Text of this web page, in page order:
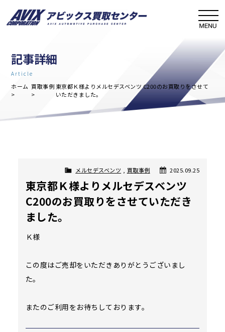
記事詳細
Article
ホーム 買取事例 東京都Ｋ様よりメルセデスベンツ C200のお買取りをさせて
いただきました。
2025.09.25
メルセデスベンツ 買取事例
東京都Ｋ様よりメルセデスベンツ
C200のお買取りをさせていただき
ました。
Ｋ様
この度はご売却をいただきありがとうございまし
た。
またのご利用をお待ちしております。